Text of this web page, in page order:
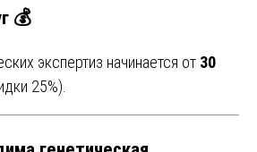
💰
экспертиз начинается от 30
25%).